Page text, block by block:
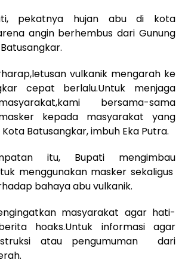
pekatnya hujan abu di kota
angin berhembus dari Gunung
vulkanik mengarah ke
cepat berlalu.Untuk menjaga
bersama-sama
kepada masyarakat yang
Batusangkar, imbuh Eka Putra.
itu, Bupati mengimbau
menggunakan masker sekaligus
bahaya abu vulkanik.
masyarakat agar hati-
hoaks.Untuk informasi agar
atau pengumuman dari